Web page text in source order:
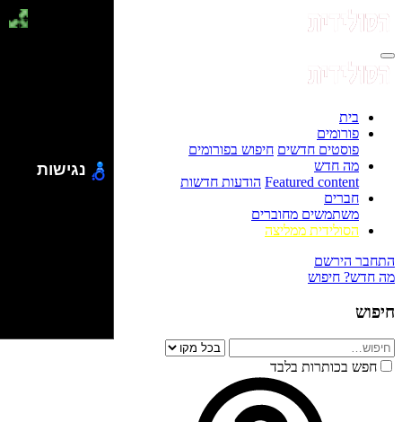
בית
פורומים
פוסטים חדשים חיפוש בפורומים
מה חדש
Featured content הודעות חדשות
חברים
משתמשים מחוברים
הסולידית ממליצה
התחבר הירשם
מה חדש? חיפוש
חיפוש
חפש בכותרות בלבד
נגישות